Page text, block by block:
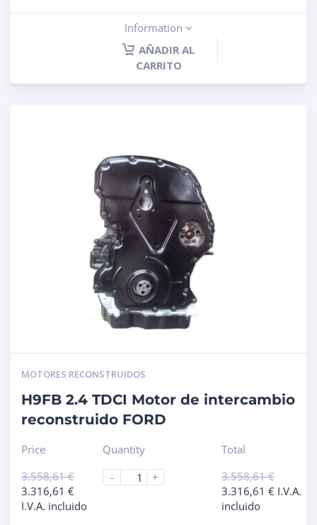
Information
AÑADIR AL
CARRITO
MOTORES RECONSTRUIDOS
H9FB 2.4 TDCI Motor de intercambio
reconstruido FORD
Price
3.558,61€
3.316,61 €
I.V.A. incluido
Quantity
-
+
Total
3.558,61€
3.316,61 € I.V.A.
incluido